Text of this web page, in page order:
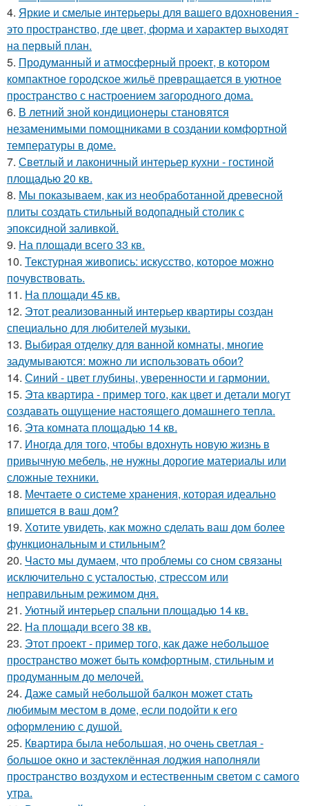
4. Яркие и смелые интерьеры для вашего вдохновения -
это пространство, где цвет, форма и характер выходят
на первый план.
5. Продуманный и атмосферный проект, в котором
компактное городское жильё превращается в уютное
пространство с настроением загородного дома.
6. В летний зной кондиционеры становятся
незаменимыми помощниками в создании комфортной
температуры в доме.
7. Светлый и лаконичный интерьер кухни - гостиной
площадью 20 кв.
8. Мы показываем, как из необработанной древесной
плиты создать стильный водопадный столик с
эпоксидной заливкой.
9. На площади всего 33 кв.
10. Текстурная живопись: искусство, которое можно
почувствовать.
11. На площади 45 кв.
12. Этот реализованный интерьер квартиры создан
специально для любителей музыки.
13. Выбирая отделку для ванной комнаты, многие
задумываются: можно ли использовать обои?
14. Синий - цвет глубины, уверенности и гармонии.
15. Эта квартира - пример того, как цвет и детали могут
создавать ощущение настоящего домашнего тепла.
16. Эта комната площадью 14 кв.
17. Иногда для того, чтобы вдохнуть новую жизнь в
привычную мебель, не нужны дорогие материалы или
сложные техники.
18. Мечтаете о системе хранения, которая идеально
впишется в ваш дом?
19. Хотите увидеть, как можно сделать ваш дом более
функциональным и стильным?
20. Часто мы думаем, что проблемы со сном связаны
исключительно с усталостью, стрессом или
неправильным режимом дня.
21. Уютный интерьер спальни площадью 14 кв.
22. На площади всего 38 кв.
23. Этот проект - пример того, как даже небольшое
пространство может быть комфортным, стильным и
продуманным до мелочей.
24. Даже самый небольшой балкон может стать
любимым местом в доме, если подойти к его
оформлению с душой.
25. Квартира была небольшая, но очень светлая -
большое окно и застеклённая лоджия наполняли
пространство воздухом и естественным светом с самого
утра.